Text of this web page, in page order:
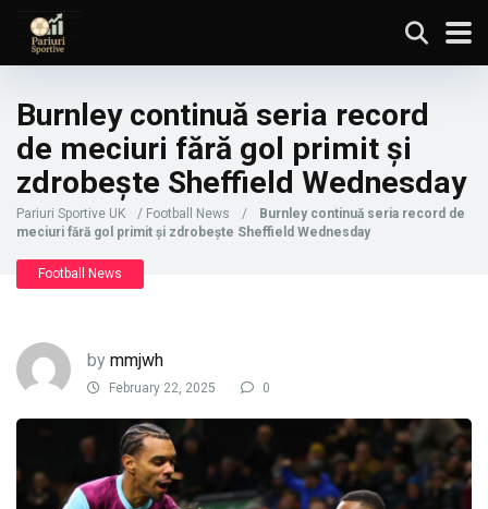
Burnley continuă seria record
de meciuri fără gol primit și
zdrobește Sheffield Wednesday
Pariuri Sportive UK / Football News /
Burnley continuă seria record de
meciuri fără gol primit și zdrobește Sheffield Wednesday
Football News
by mmjwh
February 22, 2025 0